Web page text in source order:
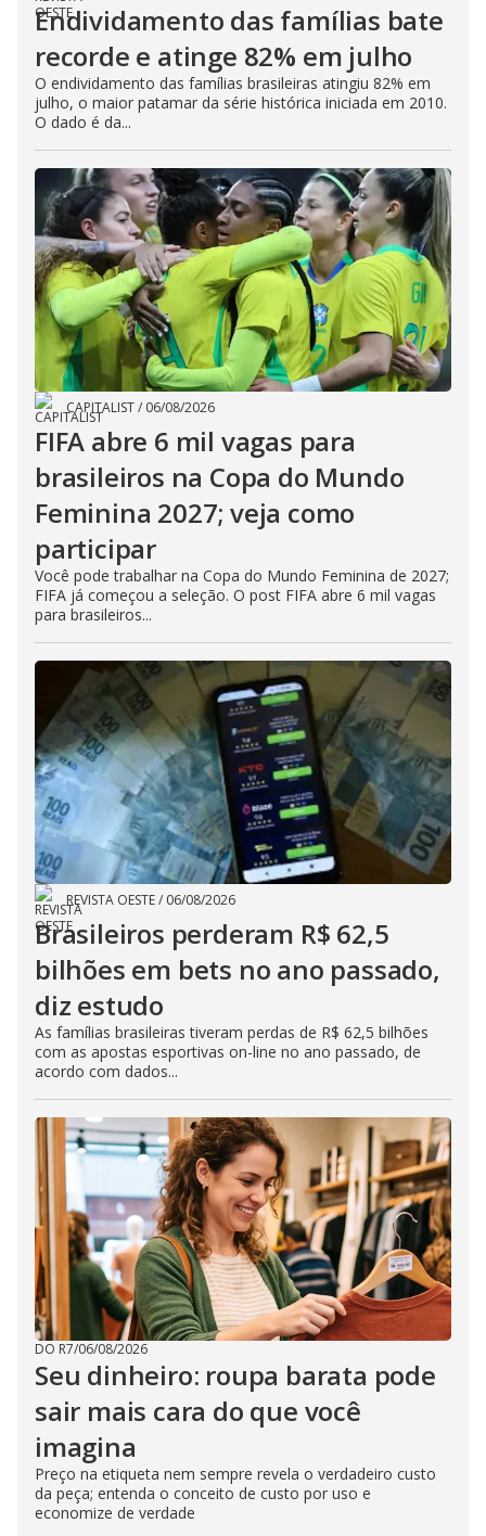
Endividamento das famílias bate
recorde e atinge 82% em julho
O endividamento das famílias brasileiras atingiu 82% em
julho, o maior patamar da série histórica iniciada em 2010.
O dado é da...
CAPITALIST/ 06/08/2026
FIFA abre 6 mil vagas para
brasileiros na Copa do Mundo
Feminina 2027; veja como
participar
Você pode trabalhar na Copa do Mundo Feminina de 2027;
FIFA já começou a seleção. O post FIFA abre 6 mil vagas
para brasileiros...
REVISTA OESTE/ 06/08/2026
Brasileiros perderam R$ 62,5
bilhões em bets no ano passado,
diz estudo
As famílias brasileiras tiveram perdas de R$ 62,5 bilhões
com as apostas esportivas on-line no ano passado, de
acordo com dados...
DO R7/06/08/2026
Seu dinheiro: roupa barata pode
sair mais cara do que você
imagina
Preço na etiqueta nem sempre revela o verdadeiro custo
da peça; entenda o conceito de custo por uso e
economize de verdade